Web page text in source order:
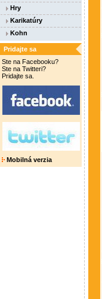
Hry
Karikatúry
Kohn
Pridajte sa
Ste na Facebooku?
Ste na Twitteri?
Pridajte sa.
Mobilná verzia